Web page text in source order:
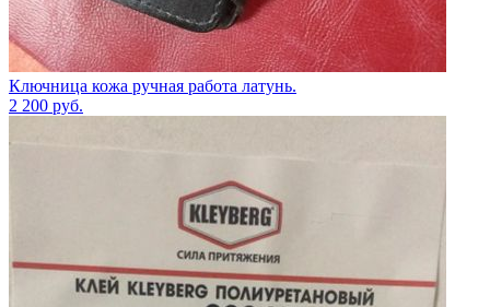
Ключница кожа ручная работа латунь.
2 200 руб.